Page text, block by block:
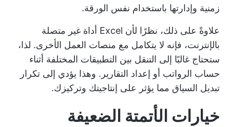
زمنية وإدارتها باستخدام نفس الورقة.
علاوةً على ذلك، نظرًا لأن Excel أداة غير متصلة
بالإنترنت، فإنه لا يتكامل مع منصات العمل الأخرى. لذا،
ستحتاج غالبًا إلى التنقل بين التطبيقات المختلفة أثناء
حساب الرواتب أو إعداد التقارير. وهذا يؤدي إلى تكرار
تبديل السياق مما يؤثر على إنتاجيتك وتركيزك.
خيارات الأتمتة الضعيفة